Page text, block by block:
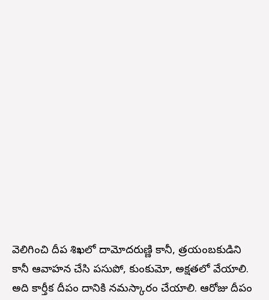
వెలిగించి దీప శిఖలో దామోదరుణ్ణి కానీ, త్రయంబకుడిని
కానీ ఆవాహన చేసి పసుపో, కుంకుమో, అక్షతలో వేయాలి.
అది కార్తీక దీపం దానికి నమస్కారం చేయాలి. ఆరోజు దీపం